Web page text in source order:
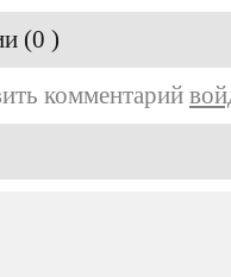
(0 )
комментарий